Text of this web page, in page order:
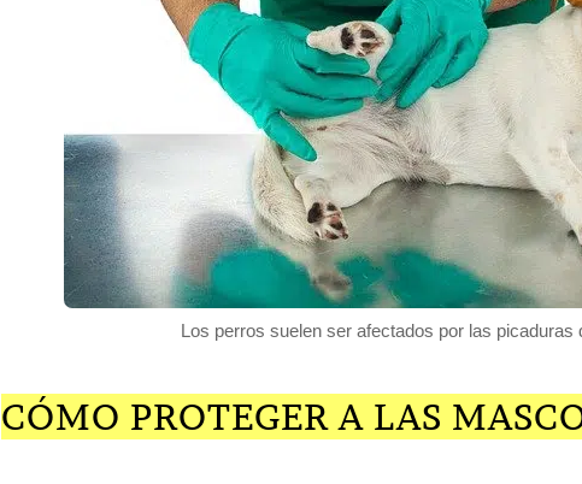
Los perros suelen ser afectados por las picaduras
CÓMO PROTEGER A LAS